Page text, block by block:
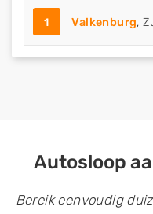
1 Valkenburg,
Autosloop
Bereik eenvoudig